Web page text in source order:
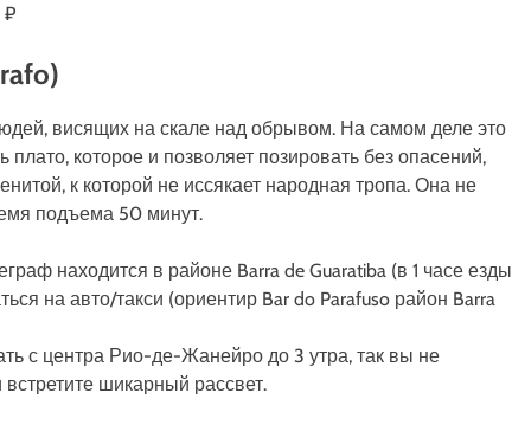
₽
висящих на скале над обрывом. На самом деле это
которое и позволяет позировать без опасений,
к которой не иссякает народная тропа. Она не
подъема 50 минут.
находится в районе Barra de Guaratiba (в 1 часе езды
на авто/такси (ориентир Bar do Parafuso район Barra
с центра Рио-де-Жанейро до 3 утра, так вы не
шикарный рассвет.